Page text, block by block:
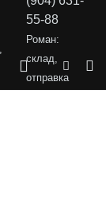
55-88
Роман:
склад,
отправка